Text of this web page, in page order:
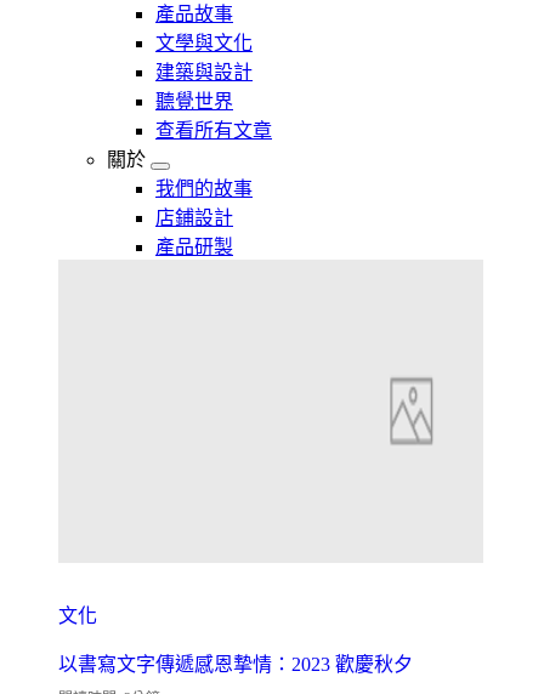
產品故事
文學與文化
建築與設計
聽覺世界
查看所有文章
關於
我們的故事
店鋪設計
產品研製
文化
以書寫文字傳遞感恩摯情：2023 歡慶秋夕